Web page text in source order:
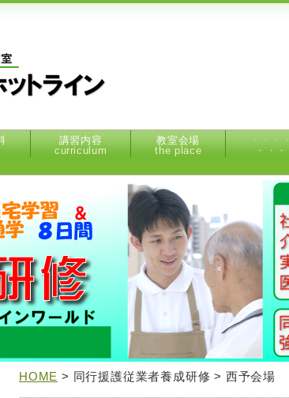
講習内容
curriculum
教室会場
the place
・・・・
・・・
HOME > 同行援護従業者養成研修 > 西予会場